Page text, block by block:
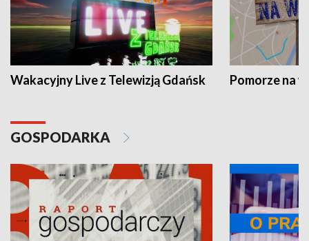
Wakacyjny Live z Telewizją Gdańsk Pomorze na
GOSPODARKA